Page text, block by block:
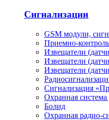
Сигнализации
GSM модули,
Приемно-
Извещатели
Извещатели
Извещатели
Сигнализация
Охранная
Болид
Охранная радио-